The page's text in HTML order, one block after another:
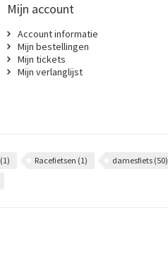
Mijn account
Account informatie
Mijn bestellingen
Mijn tickets
Mijn verlanglijst
(1) Racefietsen (1) damesfiets (50)